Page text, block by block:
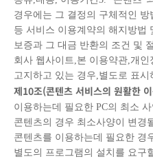
경우에는 그 결정의 구체적인
등 서비스 이용계약의 해지방법
보증과 그 대금 반환의 조건 및
회사 웹사이트,본 이용약관,개인
고지하고 있는 경우,별도로 표
제10조(콘텐츠 서비스의 원활한
이용하는데 필요한 PC의 최소
콘텐츠의 경우 최소사양이 변경
콘텐츠를 이용하는데 필요한 경
별도의 프로그램의 설치를 요구